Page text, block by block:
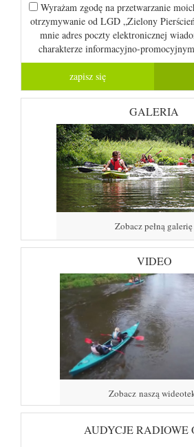
Wyrażam zgodę na przetwarzanie
otrzymywanie od LGD „Zielony
mnie adres poczty elektronicznej
charakterze informacyjno-
GALERIA
Zobacz pełną galerię
VIDEO
Zobacz naszą
AUDYCJE RADIOWE